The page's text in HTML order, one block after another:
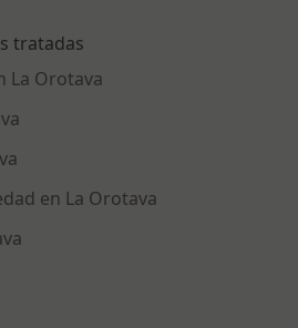
tratadas
La Orotava
en La Orotava